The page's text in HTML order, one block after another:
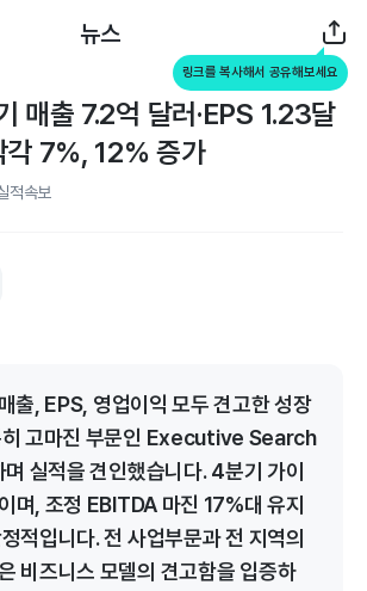
뉴스
링크를 복사해서 공유해보세요
매출 7.2억 달러·EPS 1.23달
각 7%, 12% 증가
적속보
출, EPS, 영업이익 모두 견고한 성장
히 고마진 부문인 Executive Search
실적을 견인했습니다. 4분기 가이
며, 조정 EBITDA 마진 17%대 유지
적입니다. 전 사업부문과 전 지역의
비즈니스 모델의 견고함을 입증하